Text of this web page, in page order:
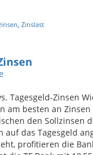
Zinslast
Tagesgeld-Zinsen
am besten an
den Sollzinsen
das Tagesgeld
profitieren die